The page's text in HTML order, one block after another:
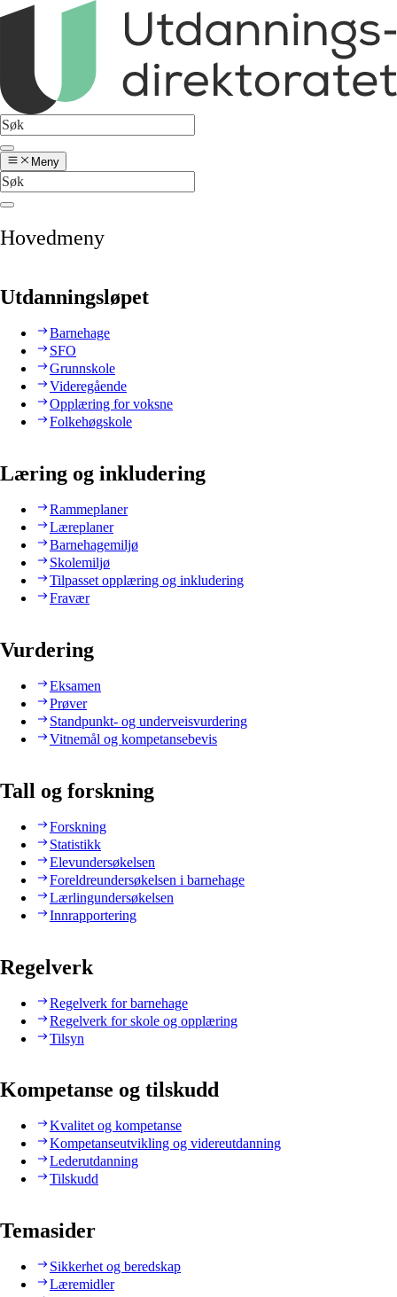
Meny
Hovedmeny
Utdanningsløpet
Barnehage
SFO
Grunnskole
Videregående
Opplæring for voksne
Folkehøgskole
Læring og inkludering
Rammeplaner
Læreplaner
Barnehagemiljø
Skolemiljø
Tilpasset opplæring og inkludering
Fravær
Vurdering
Eksamen
Prøver
Standpunkt- og underveisvurdering
Vitnemål og kompetansebevis
Tall og forskning
Forskning
Statistikk
Elevundersøkelsen
Foreldreundersøkelsen i barnehage
Lærlingundersøkelsen
Innrapportering
Regelverk
Regelverk for barnehage
Regelverk for skole og opplæring
Tilsyn
Kompetanse og tilskudd
Kvalitet og kompetanse
Kompetanseutvikling og videreutdanning
Lederutdanning
Tilskudd
Temasider
Sikkerhet og beredskap
Læremidler